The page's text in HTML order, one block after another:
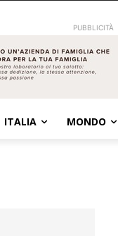
PUBBLICITÀ
ITALIA MONDO